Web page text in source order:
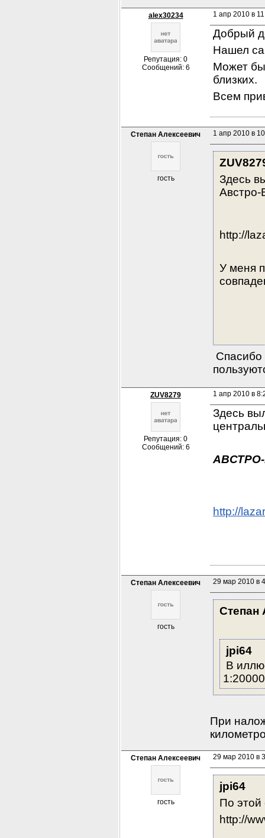
alex30234
Репутация: 0
Сообщений: 6
1 апр 2010 в
Добрый
Нашел
Может
близких.
Всем
Степан Алексеевич
гость
1 апр 2010 в
Здесь
Австро-
http://
У меня
ZUV8279
Репутация: 0
Сообщений: 6
1 апр 2010 в
Здесь
http://
Степан Алексеевич
гость
29 мар 2010 в
Степан
jpi64
В
При
Степан Алексеевич
гость
29 мар 2010 в
jpi64
По этой
http://